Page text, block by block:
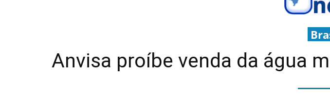
Anvisa proíbe venda da água